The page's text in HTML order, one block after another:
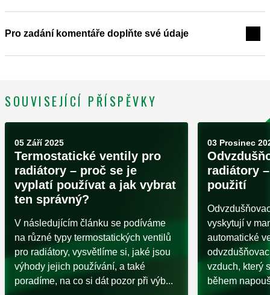
Pro zadání komentáře doplňte své údaje
SOUVISEJÍCÍ PŘÍSPĚVKY
05 Září 2025
Termostatické ventily pro
radiátory – proč se je
vyplatí používat a jak vybrat
ten správný?
V následujícím článku se podíváme
na různé typy termostatických ventilů
pro radiátory, vysvětlíme si, jaké jsou
výhody jejich používání, a také
poradíme, na co si dát pozor při výb...
03 Prosinec
radiátory
použití
vyskytují v
automatické
vzduch, který
během